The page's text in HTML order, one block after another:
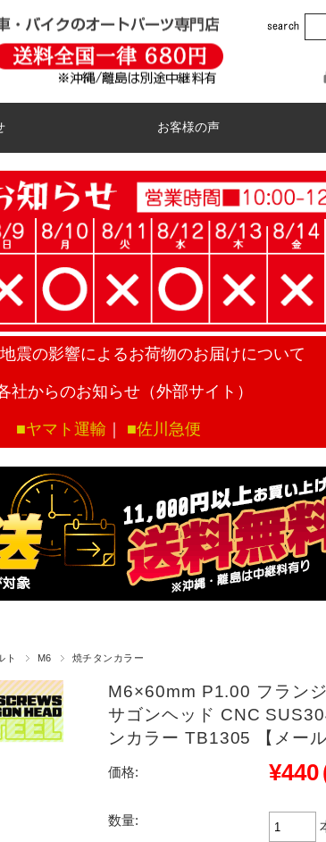
お客様の声
震の影響によるお荷物のお届けについて
社からのお知らせ（外部サイト）
■ヤマト運輸 ■佐川急便
ト M6 焼チタンカラー
M6×60mm P1.00 フラン
サゴンヘッド CNC
ンカラー TB1305 【メール
価格: ¥440
数量: